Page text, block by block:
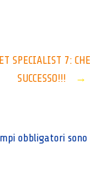
SPECIALIST 7: CHE
SUCCESSO!!!
→
obbligatori sono